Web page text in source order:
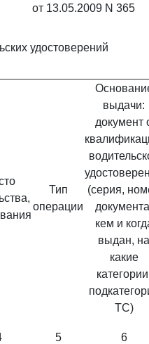
от 13.05.2009 N 365
удостоверений
Тип
операции
выдачи:
документ
(серия,
кем и
выдан, на
какие
ТС)
5 6